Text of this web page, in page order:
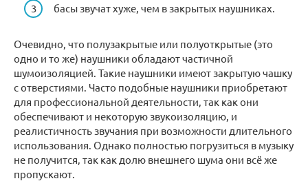
басы звучат хуже, чем в закрытых наушниках.
Очевидно, что полузакрытые или полуоткрытые (это
одно и то же) наушники обладают частичной
шумоизоляцией. Такие наушники имеют закрытую чашку
с отверстиями. Часто подобные наушники приобретают
для профессиональной деятельности, так как они
обеспечивают и некоторую звукоизоляцию, и
реалистичность звучания при возможности длительного
использования. Однако полностью погрузиться в музыку
не получится, так как долю внешнего шума они всё же
пропускают.